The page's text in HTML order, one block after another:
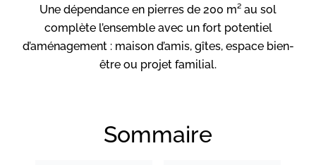
Une dépendance en pierres de 200 m² au sol
complète l’ensemble avec un fort potentiel
d’aménagement : maison d’amis, gîtes, espace bien-
être ou projet familial.
Sommaire